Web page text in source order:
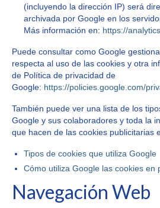
(incluyendo la dirección IP) será
archivada por Google en los
Más información en: https://
Puede consultar como Google
respecta al uso de las cookies y otra
de Política de privacidad de
Google: https://policies.google.com/
También puede ver una lista de los
Google y sus colaboradores y toda la
que hacen de las cookies publicitarias
Tipos de cookies que utiliza Google
Cómo utiliza Google las cookies en
Navegación Web